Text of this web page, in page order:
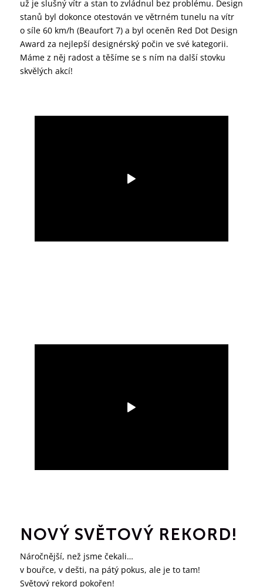
už je slušný vítr a stan to zvládnul bez problému. Design
stanů byl dokonce otestován ve větrném tunelu na vítr
o síle 60 km/h (Beaufort 7) a byl oceněn Red Dot Design
Award za nejlepší designérský počin ve své kategorii.
Máme z něj radost a těšíme se s ním na další stovku
skvělých akcí!
NOVÝ SVĚTOVÝ REKORD!
Náročnější, než jsme čekali…
v bouřce, v dešti, na pátý pokus, ale je to tam!
Světový rekord pokořen!